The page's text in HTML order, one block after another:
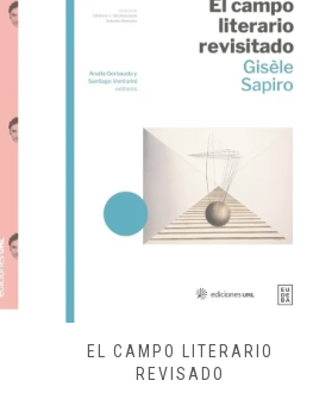
EL CAMPO LITERARIO
REVISADO